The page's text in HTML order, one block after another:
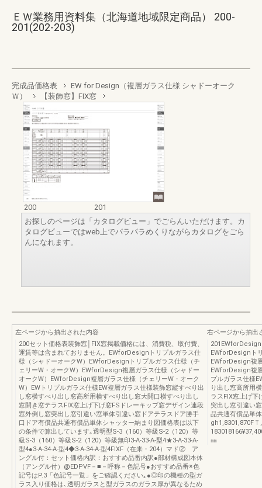
ＥＷ業務用資料集（北海道地域限定商品） 200-
201(202-203)
完成品価格表
EW for Design（複層ガラス仕様 シャドーオーク
Ｗ）
【装飾窓】FIX窓
200
201
お探しのページは「カタログビュー」でごらんいただけます。カ
タログビューではweb上でパラパラめくりながらカタログをごら
んになれます。
左ページから抽出された内容
200セット価格表装飾窓│FIX窓掲載価格には、消費税、取付費、
運賃等は含まれておりません。EWforDesignトリプルガラス仕
様（シャドーオークW）EWforDesignトリプルガラス仕様（チ
ェリーW・オークW）EWforDesign複層ガラス仕様（シャドー
オークW）EWforDesign複層ガラス仕様（チェリーW・オーク
W）EWトリプルガラス仕様EW複層ガラス仕様装飾窓縦すべり出
し窓横すべり出し窓高所用横すべり出し窓大開口横すべり出し
窓開き窓テラスFIX窓上げ下げ窓FSドレーキップ窓デザイン連段
窓外倒し窓突出し窓引違い窓単体引違い窓ドアテラスドア勝手
口ドア有償品共通有償品単体シャッター納まり図価格表は以下
の条件で算出しています｡透明型S-3（160）等級S-2（120）等
級S-3（160）等級S-2（120）等級無印3-A-33-A-型4★3-A-33-A-
型4●3-A-34-A-型4◆3-A-34-A-型4FIXF（在来・204）マド② ア
ングル付：セット価格内訳：おすすめ品番内訳●部材構成図本体
（アングル付）@EDPVF－■－呼称－色記号●おすすめ品番※色
記号はP.3「色記号一覧」をご確認ください｡●◎印の機種の型ガ
ラス入り価格は､透明ガラスと型ガラスのガラス厚が異なるため
右ページから抽出
EWforDesignト
EWforDesign複
EWforDesign複
プルガラス仕様
り出し窓高所用
ラスFIX窓上げ下
突出し窓引違い
品共通有償品単
gh1,8301,870F
㎜